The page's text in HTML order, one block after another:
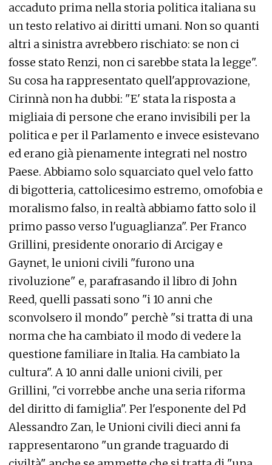
accaduto prima nella storia politica italiana su
un testo relativo ai diritti umani. Non so quanti
altri a sinistra avrebbero rischiato: se non ci
fosse stato Renzi, non ci sarebbe stata la legge".
Su cosa ha rappresentato quell'approvazione,
Cirinnà non ha dubbi: "E' stata la risposta a
migliaia di persone che erano invisibili per la
politica e per il Parlamento e invece esistevano
ed erano già pienamente integrati nel nostro
Paese. Abbiamo solo squarciato quel velo fatto
di bigotteria, cattolicesimo estremo, omofobia e
moralismo falso, in realtà abbiamo fatto solo il
primo passo verso l'uguaglianza". Per Franco
Grillini, presidente onorario di Arcigay e
Gaynet, le unioni civili "furono una
rivoluzione" e, parafrasando il libro di John
Reed, quelli passati sono "i 10 anni che
sconvolsero il mondo" perchè "si tratta di una
norma che ha cambiato il modo di vedere la
questione familiare in Italia. Ha cambiato la
cultura". A 10 anni dalle unioni civili, per
Grillini, "ci vorrebbe anche una seria riforma
del diritto di famiglia". Per l'esponente del Pd
Alessandro Zan, le Unioni civili dieci anni fa
rappresentarono "un grande traguardo di